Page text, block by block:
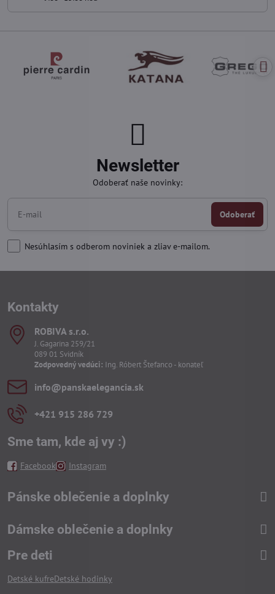
Newsletter
Odoberať naše novinky:
Odoberať
Nesúhlasím s odberom noviniek a zliav e-mailom.
Kontakty
ROBIVA s​.r​.o​.
J. Gagarina 259/21
089 01 Svidník
Zodpovedný vedúci: Ing. Róbert Štefanco - konateľ
info​@panskaelegancia​.sk
+421 915 286 729
Sme tam, kde aj vy :)
Facebook Instagram
Pánske oblečenie a doplnky
Dámske oblečenie a doplnky
Pre deti
Detské kufreDetské hodinky